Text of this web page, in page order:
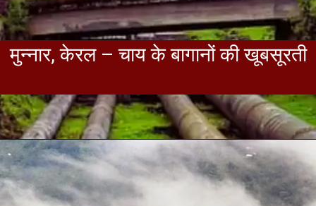
मुन्नार, केरल – चाय के बागानों की खूबसूरती